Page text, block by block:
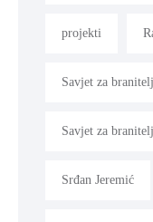
projekti
Savjet za
Savjet za
Srđan Jeremić